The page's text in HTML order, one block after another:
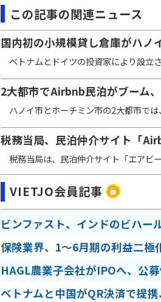
この記事の関連ニュース
国内初の小規模貸し倉庫がハノ
ベトナムとドイツの投資家により設立
2大都市でAirbnb民泊がブーム
ハノイ市とホーチミン市の2大都市で
税務当局、民泊仲介サイト「
税務当局は、民泊仲介サイト「エアビ
VIETJO会員記事
ビンファスト、インドのビハ
保険業界、1～6月期の利益二
HAGL農業子会社がIPOへ、公
ベトナムと中国がQR決済で提